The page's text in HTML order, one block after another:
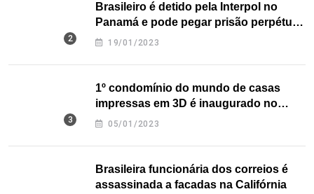
Brasileiro é detido pela Interpol no
Panamá e pode pegar prisão perpétua
nos EUA
19/01/2023
1º condomínio do mundo de casas
impressas em 3D é inaugurado no
Texas
05/01/2023
Brasileira funcionária dos correios é
assassinada a facadas na Califórnia